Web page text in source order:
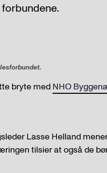
bryte med NHO
Lasse Helland
tilsier at også de